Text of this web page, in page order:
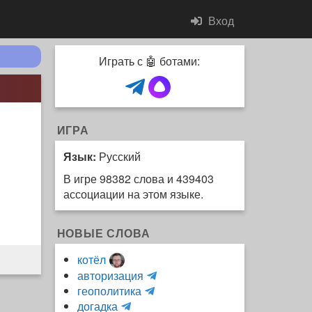
Вход
Играть с 🤖 ботами:
ИГРА
Язык: Русский
В игре 98382 слова и 439403
ассоциации на этом языке.
НОВЫЕ СЛОВА
котёл
авторизация
и
геополитика
H
догадка
m